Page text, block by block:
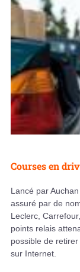
Courses en
Lancé par
assuré par de
Leclerc,
points relais
possible de
sur Internet.